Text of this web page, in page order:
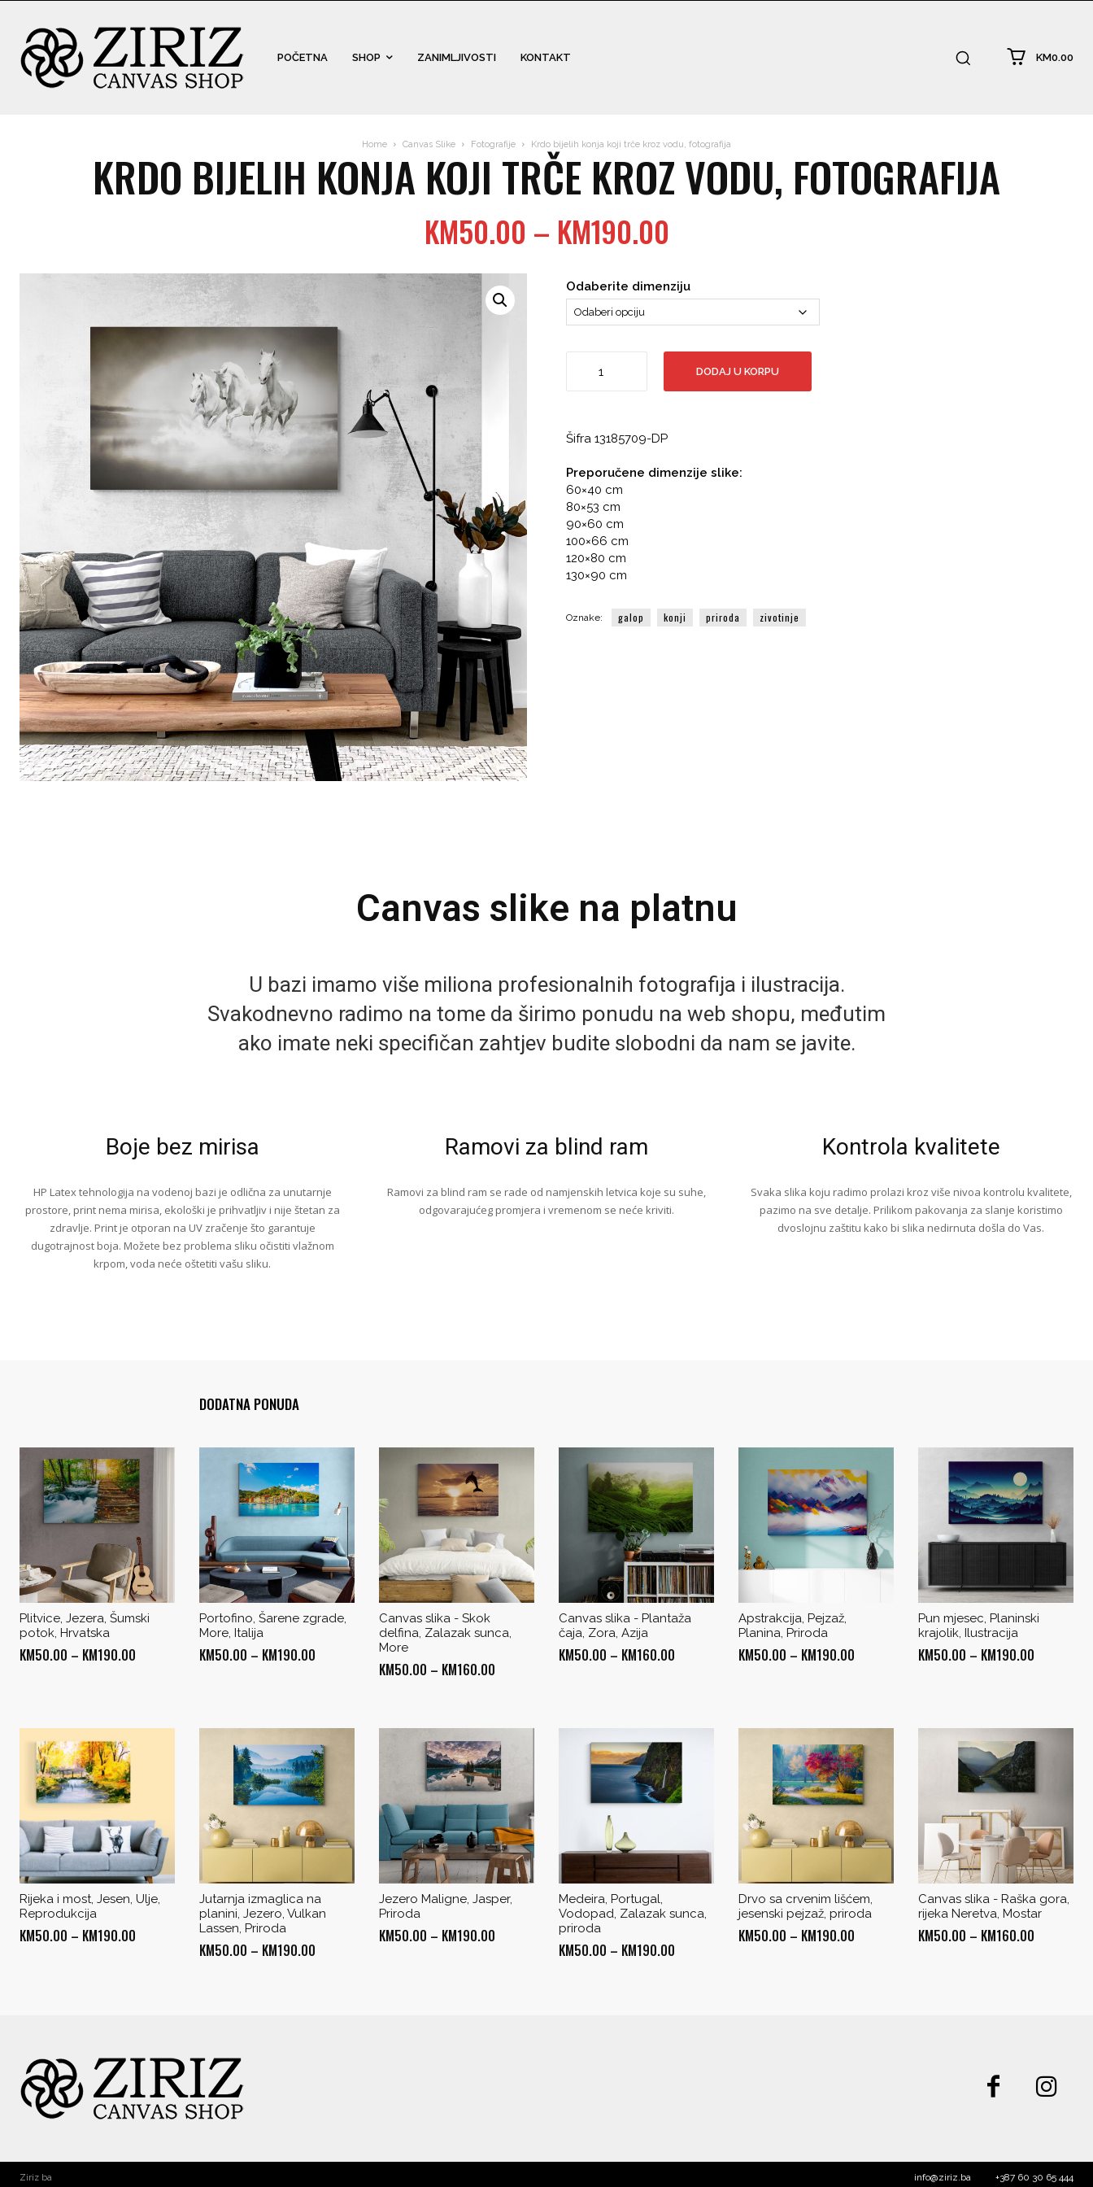
POČETNA SHOP ZANIMLJIVOSTI KONTAKT KM0.00
Home Canvas Slike Fotografije Krdo bijelih konja koji trče kroz vodu, fotografija
KRDO BIJELIH KONJA KOJI TRČE KROZ VODU, FOTOGRAFIJA
KM50.00 – KM190.00
KM50.00
through
KM190.00
Odaberite dimenziju
kroz
fotografija
količina
DODAJ U KORPU
Šifra 13185709-DP
Preporučene dimenzije slike:
60×40 cm
80×53 cm
90×60 cm
100×66 cm
120×80 cm
130×90 cm
Oznake: galop konji priroda zivotinje
Canvas slike na platnu
U bazi imamo više miliona profesionalnih fotografija i ilustracija.
Svakodnevno radimo na tome da širimo ponudu na web shopu, međutim
ako imate neki specifičan zahtjev budite slobodni da nam se javite.
Boje bez mirisa
HP Latex tehnologija na vodenoj bazi je odlična za unutarnje
prostore, print nema mirisa, ekološki je prihvatljiv i nije štetan za
zdravlje. Print je otporan na UV zračenje što garantuje
dugotrajnost boja. Možete bez problema sliku očistiti vlažnom
krpom, voda neće oštetiti vašu sliku.
Ramovi za blind ram
Ramovi za blind ram se rade od namjenskih letvica koje su suhe,
odgovarajućeg promjera i vremenom se neće kriviti.
Kontrola kvalitete
Svaka slika koju radimo prolazi kroz više nivoa kontrolu kvalitete,
pazimo na sve detalje. Prilikom pakovanja za slanje koristimo
dvoslojnu zaštitu kako bi slika nedirnuta došla do Vas.
DODATNA PONUDA
Plitvice, Jezera, Šumski
potok, Hrvatska
KM50.00 – KM190.00
Portofino, Šarene zgrade,
More, Italija
KM50.00 – KM190.00
KM190.00
Canvas slika - Skok
delfina, Zalazak sunca,
More
KM50.00 – KM160.00
through
KM160.00
Canvas slika - Plantaža
čaja, Zora, Azija
KM50.00 – KM160.00
KM160.00
Apstrakcija, Pejzaž,
Planina, Priroda
KM50.00 – KM190.00
KM190.00
Pun mjesec, Planinski
krajolik, Ilustracija
KM50.00 – KM190.00
KM190.00
Rijeka i most, Jesen, Ulje,
Reprodukcija
KM50.00 – KM190.00
Jutarnja izmaglica na
planini, Jezero, Vulkan
Lassen, Priroda
KM50.00 – KM190.00
Jezero Maligne, Jasper,
Priroda
KM50.00 – KM190.00
Medeira, Portugal,
Vodopad, Zalazak sunca,
priroda
KM50.00 – KM190.00
Drvo sa crvenim lišćem,
jesenski pejzaž, priroda
KM50.00 – KM190.00
Canvas slika - Raška gora,
rijeka Neretva, Mostar
KM50.00 – KM160.00
Ziriz ba info@ziriz.ba +387 60 30 65 444